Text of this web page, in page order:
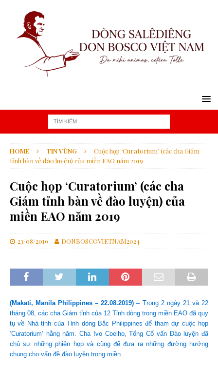
HOME TIN VÙNG
Cuộc họp ‘Curatorium’ (các cha Giám
tỉnh bàn về đào luyện) của miền EAO năm 2019
Cuộc họp ‘Curatorium’ (các cha
Giám tỉnh bàn về đào luyện) của
miền EAO năm 2019
23/08/2019 DONBOSCOVIETNAM2024
(Makati, Manila Philippines – 22.08.2019) – Trong 2 ngày 21 và 22
tháng 08, các cha Giám tỉnh của 12 Tỉnh dòng trong miền EAO đã quy
tụ về Nhà tỉnh của Tỉnh dòng Bắc Philippines để tham dự cuộc họp
‘Curatorium’ hằng năm. Cha Ivo Coelho, Tổng Cố vấn Đào luyện đã
chủ sự những phiên họp và cũng để đưa ra những đường hướng
chung cho vấn đề đào luyện trong miền.